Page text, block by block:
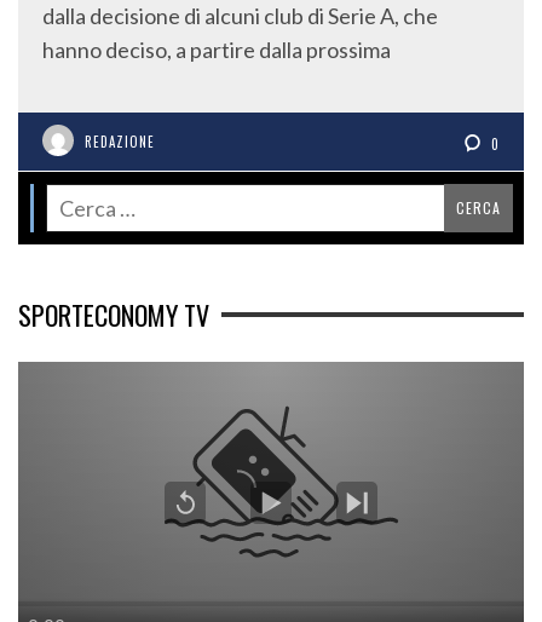
dalla decisione di alcuni club di Serie A, che
hanno deciso, a partire dalla prossima
REDAZIONE 0
SPORTECONOMY TV